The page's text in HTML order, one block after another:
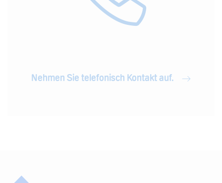
Nehmen Sie telefonisch Kontakt auf.